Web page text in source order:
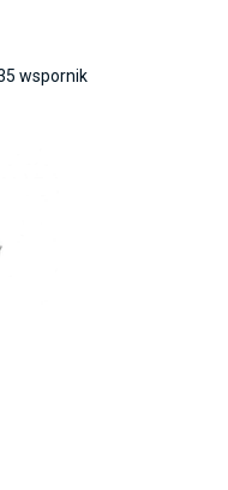
wspornik